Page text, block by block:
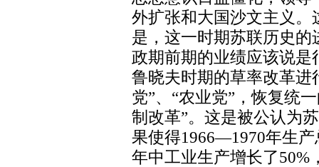
外扩张和大国沙文主义
是，这一时期苏联历史
政期前期的业绩应该说
鲁晓夫时期的草率改革进
党”、“农业党”，恢复统
制改革”。这是被公认为
果使得1966—1970年生
年中工业生产增长了50%